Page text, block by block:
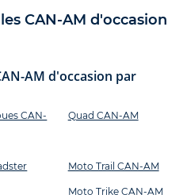
CAN-AM d'occasion
AM d'occasion par
CAN-
Quad CAN-AM
Moto Trail CAN-AM
Moto Trike CAN-AM